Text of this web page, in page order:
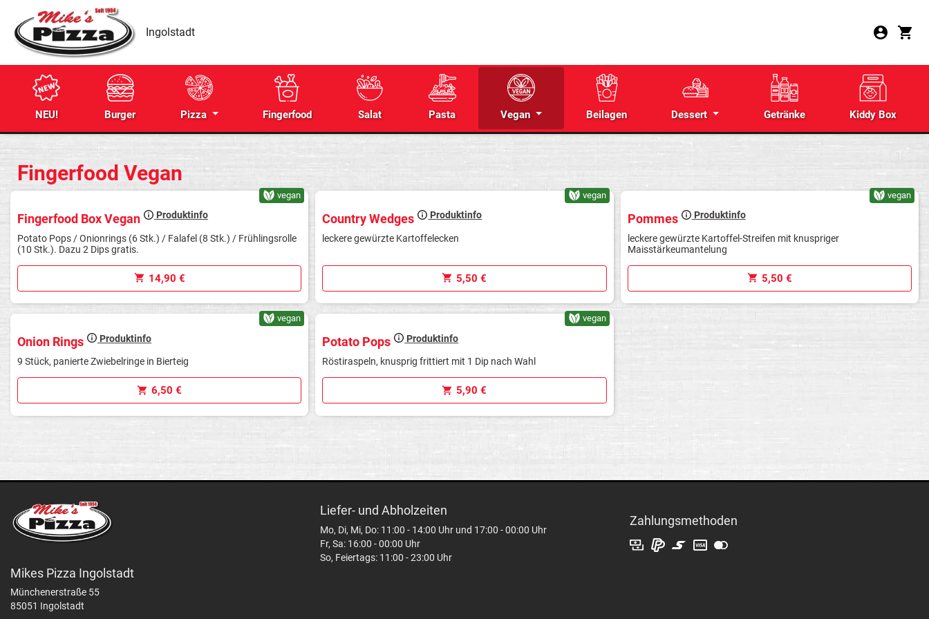
Ingolstadt
NEU! Burger Pizza Fingerfood Salat Pasta Vegan Beilagen Dessert Getränke Kiddy Box
Fingerfood Vegan
vegan
Fingerfood Box Vegan Produktinfo
Potato Pops / Onionrings (6 Stk.) / Falafel (8 Stk.) / Frühlingsrolle
(10 Stk.). Dazu 2 Dips gratis.
14,90 €
vegan
Country Wedges Produktinfo
leckere gewürzte Kartoffelecken
5,50 €
vegan
Pommes Produktinfo
leckere gewürzte Kartoffel-Streifen mit knuspriger
Maisstärkeumantelung
5,50 €
vegan
Onion Rings Produktinfo
9 Stück, panierte Zwiebelringe in Bierteig
6,50 €
vegan
Potato Pops Produktinfo
Röstiraspeln, knusprig frittiert mit 1 Dip nach Wahl
5,90 €
Mikes Pizza Ingolstadt
Münchenerstraße 55
85051 Ingolstadt
Liefer- und Abholzeiten
Mo, Di, Mi, Do: 11:00 - 14:00 Uhr und 17:00 - 00:00 Uhr
Fr, Sa: 16:00 - 00:00 Uhr
So, Feiertags: 11:00 - 23:00 Uhr
Zahlungsmethoden